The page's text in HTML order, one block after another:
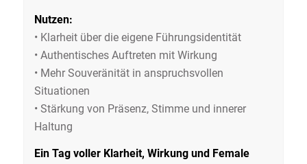
Nutzen:
• Klarheit über die eigene Führungsidentität
• Authentisches Auftreten mit Wirkung
• Mehr Souveränität in anspruchsvollen
Situationen
• Stärkung von Präsenz, Stimme und innerer
Haltung
Ein Tag voller Klarheit, Wirkung und Female